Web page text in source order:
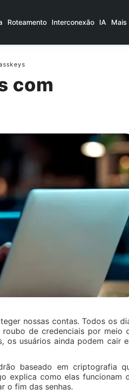
Roteamento Interconexão IA Mais
com
nossas contas. Todos os
de credenciais por meio
os usuários ainda podem cair
baseado em criptografia
explica como elas funcionam
o fim das senhas.